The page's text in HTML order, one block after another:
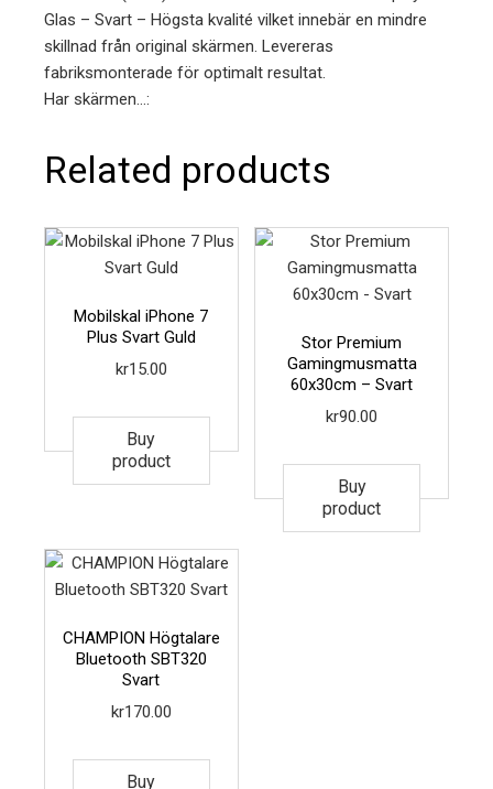
Glas – Svart – Högsta kvalité vilket innebär en mindre
skillnad från original skärmen. Levereras
fabriksmonterade för optimalt resultat.
Har skärmen…:
Related products
Mobilskal iPhone 7
Plus Svart Guld
kr15.00
Buy
product
Stor Premium
Gamingmusmatta
60x30cm – Svart
kr90.00
Buy
product
CHAMPION Högtalare
Bluetooth SBT320
Svart
kr170.00
Buy